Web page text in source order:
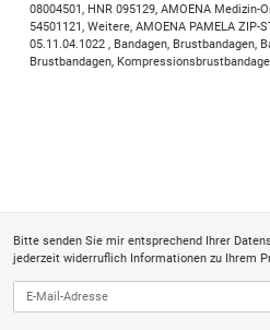
08004501, HNR 095129, AMOENA Medizin-
54501121, Weitere, AMOENA PAMELA
05.11.04.1022 , Bandagen, Brustbandagen,
Brustbandagen,
Bitte senden Sie mir entsprechend Ihrer
jederzeit widerruflich Informationen zu Ihrem